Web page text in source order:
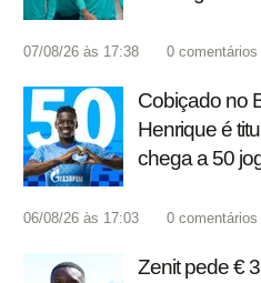
07/08/26 às 17:38 0 comentários
Cobiçado no
Henrique é
chega a 50
06/08/26 às 17:03 0 comentários
Zenit pede €